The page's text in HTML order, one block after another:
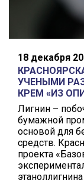
18 декабря
УЧЕНЫМИ
КРЕМ «ИЗ
Лигнин –
бумажной
основой для
средств.
проекта
этаноллигнина